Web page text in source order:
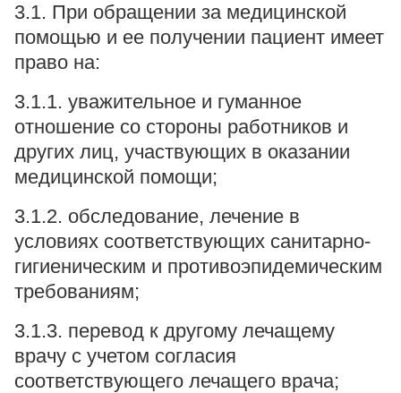
3.1. При обращении за медицинской
помощью и ее получении пациент имеет
право на:
3.1.1. уважительное и гуманное
отношение со стороны работников и
других лиц, участвующих в оказании
медицинской помощи;
3.1.2. обследование, лечение в
условиях соответствующих санитарно-
гигиеническим и противоэпидемическим
требованиям;
3.1.3. перевод к другому лечащему
врачу с учетом согласия
соответствующего лечащего врача;